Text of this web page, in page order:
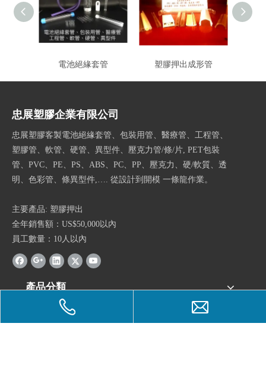
電池絕緣套管 塑膠押出成形管
忠展塑膠企業有限公司
忠展塑膠客製電池絕緣套管、包裝用管、醫療管、工程管、
塑膠管、軟管、硬管、異型件、壓克力管/條/片, PET包裝
管、PVC、PE、PS、ABS、PC、PP、壓克力、硬/軟質、透
明、色彩管、條異型件,…. 從設計到開模 一條龍作業。
主要產品: 塑膠押出
全年銷售額：US$50,000以內
員工數量：10人以內
產品分類